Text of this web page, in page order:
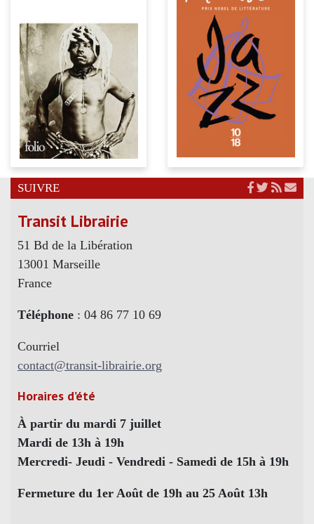
SUIVRE
Transit Librairie
51 Bd de la Libération
13001 Marseille
France
Téléphone : 04 86 77 10 69
Courriel
contact@transit-librairie.org
Horaires d’été
À partir du mardi 7 juillet
Mardi de 13h à 19h
Mercredi- Jeudi - Vendredi - Samedi de 15h à 19h
Fermeture du 1er Août de 19h au 25 Août 13h